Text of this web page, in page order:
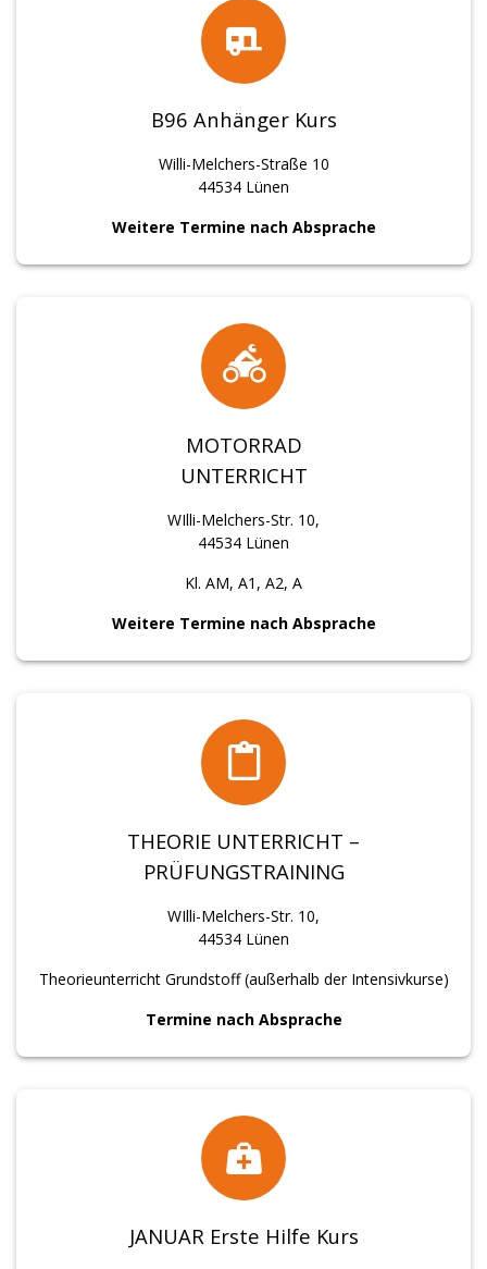
B96 Anhänger Kurs
Willi-Melchers-Straße 10
44534 Lünen
Weitere Termine nach Absprache
MOTORRAD
UNTERRICHT
WIlli-Melchers-Str. 10,
44534 Lünen
Kl. AM, A1, A2, A
Weitere Termine nach Absprache
THEORIE UNTERRICHT –
PRÜFUNGSTRAINING
WIlli-Melchers-Str. 10,
44534 Lünen
Theorieunterricht Grundstoff (außerhalb der Intensivkurse)
Termine nach Absprache
JANUAR Erste Hilfe Kurs